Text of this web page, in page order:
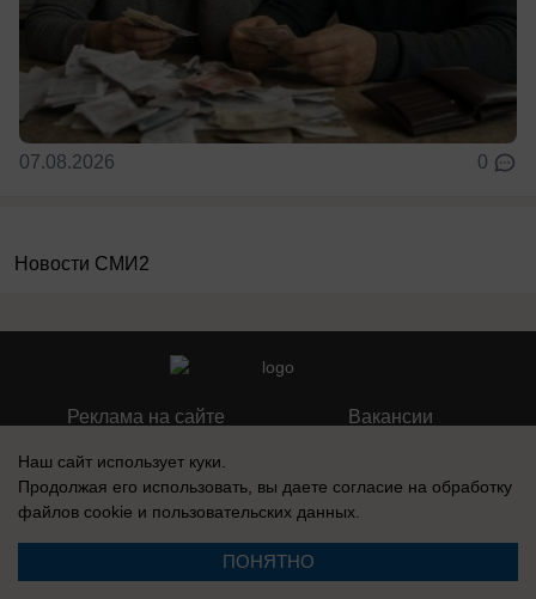
07.08.2026 0
Новости СМИ2
Реклама на сайте
Вакансии
Наш сайт использует куки.
Продолжая его использовать, вы даете согласие на обработку
файлов cookie и пользовательских данных.
ПОНЯТНО